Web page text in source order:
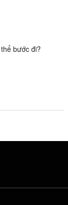
bước đi?